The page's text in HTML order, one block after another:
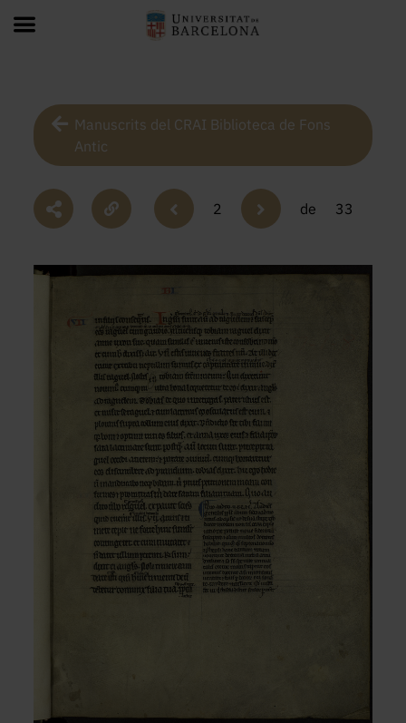
Manuscrits del CRAI Biblioteca de Fons
Antic
2 de 33